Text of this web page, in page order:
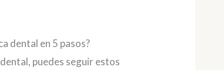
dental en 5 pasos?
puedes seguir estos